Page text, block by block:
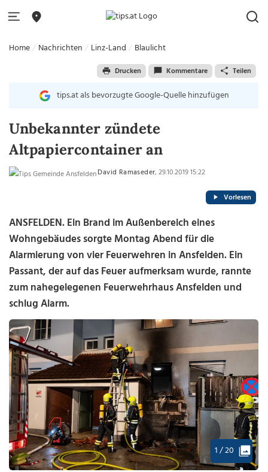
Home Nachrichten Linz-Land Blaulicht
Drucken Kommentare Teilen
tips.at als bevorzugte Google-Quelle hinzufügen
Unbekannter zündete
Altpapiercontainer an
David Ramaseder, 29.10.2019 15:22
Vorlesen
ANSFELDEN. Ein Brand im Außenbereich eines
Wohngebäudes sorgte Montag Abend für die
Alarmierung von vier Feuerwehren in Ansfelden. Ein
Passant, der auf das Feuer aufmerksam wurde, rannte
zum nahegelegenen Feuerwehrhaus Ansfelden und
schlug Alarm.
1 / 20